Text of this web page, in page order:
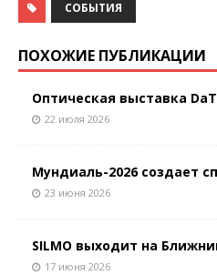
СОБЫТИЯ
ПОХОЖИЕ ПУБЛИКАЦИИ
Оптическая выставка
22 июля 2026
Мундиаль-2026 создает
23 июня 2026
SILMO выходит на
17 июня 2026